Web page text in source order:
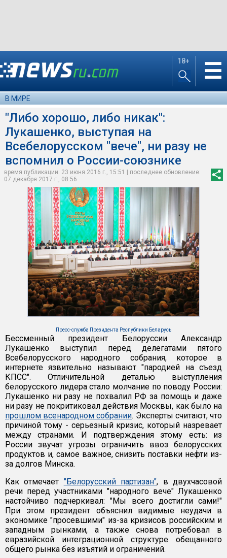
18+ ☰
В МИРЕ
"Либо хорошо, либо никак":
Лукашенко, выступая на
Всебелорусском "вече", ни разу не
вспомнил о России-союзнике
время публикации: 23 июня 2016 г., 15:51 | последнее обновление:
07 декабря 2017 г., 08:56
Пресс-служба Президента Республики Беларусь
Бессменный президент Белоруссии Александр
Лукашенко выступил перед делегатами пятого
Всебелорусского народного собрания, которое в
интернете язвительно называют "пародией на съезд
КПСС". Отличительной деталью выступления
белорусского лидера стало молчание по поводу России:
Лукашенко ни разу не похвалил РФ за помощь и даже
ни разу не покритиковал действия Москвы, как было на
прошлом всенародном собрании. Эксперты считают, что
причиной тому - серьезный кризис, который назревает
между странами. И подтверждения этому есть: из
России звучат угрозы ограничить ввоз белорусских
продуктов и, самое важное, снизить поставки нефти из-
за долгов Минска.
Как отмечает "Белорусский партизан", в двухчасовой
речи перед участниками "народного вече" Лукашенко
настойчиво подчеркивал: "Мы всего достигли сами!"
При этом президент объяснил видимые неудачи в
экономике "просевшими" из-за кризисов российским и
западным рынками, а также снова потребовал в
евразийской интеграционной структуре обещанного
общего рынка без изъятий и ограничений.